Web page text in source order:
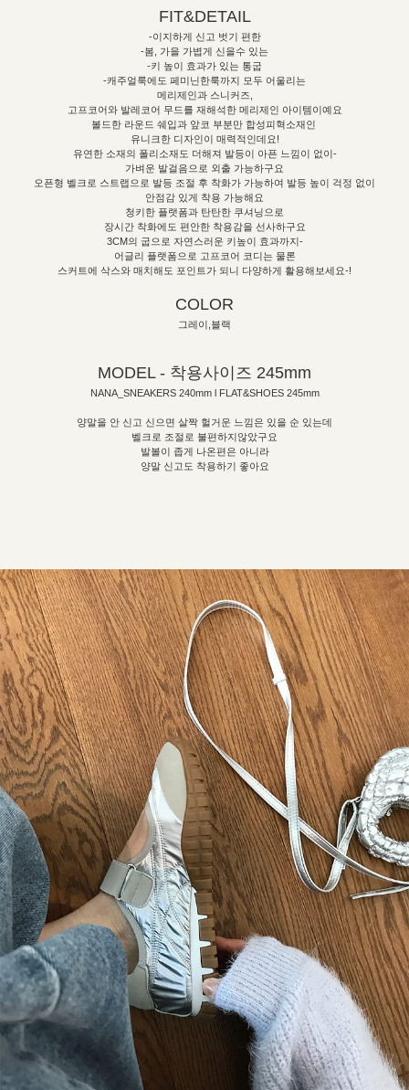
FIT&DETAIL
-이지하게 신고 벗기 편한
-봄, 가을 가볍게 신을수 있는
-키 높이 효과가 있는 통굽
-캐주얼룩에도 페미닌한룩까지 모두 어울리는
메리제인과 스니커즈,
고프코어와 발레코어 무드를 재해석한 메리제인 아이템이예요
볼드한 라운드 쉐입과 앞코 부분만 합성피혁소재인
유니크한 디자인이 매력적인데요!
유연한 소재의 폴리소재도 더해져 발등이 아픈 느낌이 없이-
가벼운 발걸음으로 외출 가능하구요
오픈형 벨크로 스트랩으로 발등 조절 후 착화가 가능하여 발등 높이 걱정 없이
안점감 있게 착용 가능해요
청키한 플랫폼과 탄탄한 쿠셔닝으로
장시간 착화에도 편안한 착용감을 선사하구요
3CM의 굽으로 자연스러운 키높이 효과까지-
어글리 플랫폼으로 고프코어 코디는 물론
스커트에 삭스와 매치해도 포인트가 되니 다양하게 활용해보세요-!
COLOR
그레이,블랙
MODEL - 착용사이즈 245mm
NANA_SNEAKERS 240mm l FLAT&SHOES 245mm
양말을 안 신고 신으면 살짝 헐거운 느낌은 있을 순 있는데
벨크로 조절로 불편하지않았구요
발볼이 좁게 나온편은 아니라
양말 신고도 착용하기 좋아요